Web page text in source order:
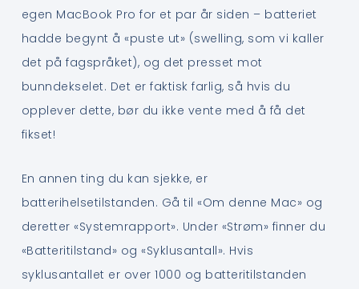
egen MacBook Pro for et par år siden – batteriet
hadde begynt å «puste ut» (swelling, som vi kaller
det på fagspråket), og det presset mot
bunndekselet. Det er faktisk farlig, så hvis du
opplever dette, bør du ikke vente med å få det
fikset!
En annen ting du kan sjekke, er
batterihelsetilstanden. Gå til «Om denne Mac» og
deretter «Systemrapport». Under «Strøm» finner du
«Batteritilstand» og «Syklusantall». Hvis
syklusantallet er over 1000 og batteritilstanden